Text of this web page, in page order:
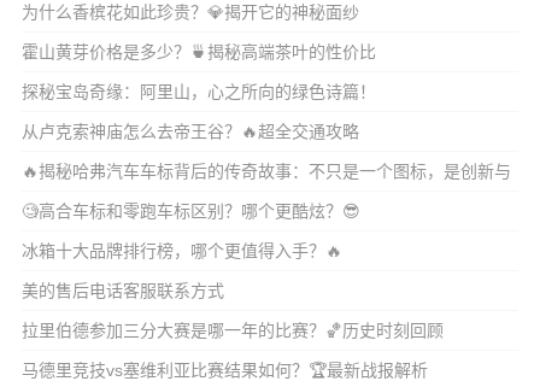
为什么香槟花如此珍贵？💎揭开它的神秘面纱
霍山黄芽价格是多少？🍵揭秘高端茶叶的性价比
探秘宝岛奇缘：阿里山，心之所向的绿色诗篇！
从卢克索神庙怎么去帝王谷？🔥超全交通攻略
🔥揭秘哈弗汽车车标背后的传奇故事：不只是一个图标，是创新与
力量的象征!
🧐高合车标和零跑车标区别？哪个更酷炫？😎
冰箱十大品牌排行榜，哪个更值得入手？🔥
美的售后电话客服联系方式
拉里伯德参加三分大赛是哪一年的比赛？🏀历史时刻回顾
马德里竞技vs塞维利亚比赛结果如何？🏆最新战报解析